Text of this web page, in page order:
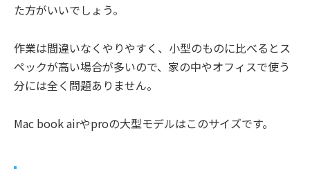
た方がいいでしょう。
作業は間違いなくやりやすく、小型のものに比べるとス
ペックが高い場合が多いので、家の中やオフィスで使う
分には全く問題ありません。
Mac book airやproの大型モデルはこのサイズです。